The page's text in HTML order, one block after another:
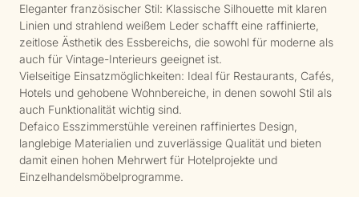
Eleganter französischer Stil: Klassische Silhouette mit klaren
Linien und strahlend weißem Leder schafft eine raffinierte,
zeitlose Ästhetik des Essbereichs, die sowohl für moderne als
auch für Vintage-Interieurs geeignet ist.
Vielseitige Einsatzmöglichkeiten: Ideal für Restaurants, Cafés,
Hotels und gehobene Wohnbereiche, in denen sowohl Stil als
auch Funktionalität wichtig sind.
Defaico Esszimmerstühle vereinen raffiniertes Design,
langlebige Materialien und zuverlässige Qualität und bieten
damit einen hohen Mehrwert für Hotelprojekte und
Einzelhandelsmöbelprogramme.